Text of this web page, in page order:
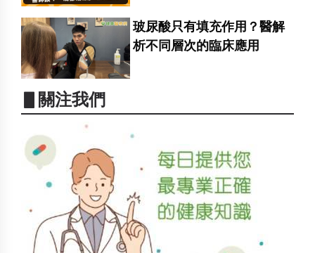
玻尿酸只有填充作用？醫解
析不同層次的臨床應用
▋關注我們